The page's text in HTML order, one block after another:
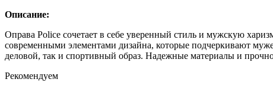
Описание:
Оправа Police сочетает в себе уверенный стиль и мужскую
современными элементами дизайна, которые подчеркивают
деловой, так и спортивный образ. Надежные материалы и
Рекомендуем